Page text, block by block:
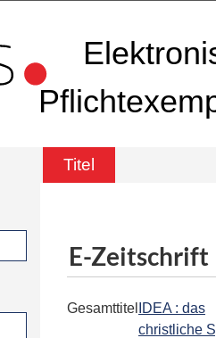
Titel
E-Zeitschrift
Gesamttitel IDEA : das
christliche